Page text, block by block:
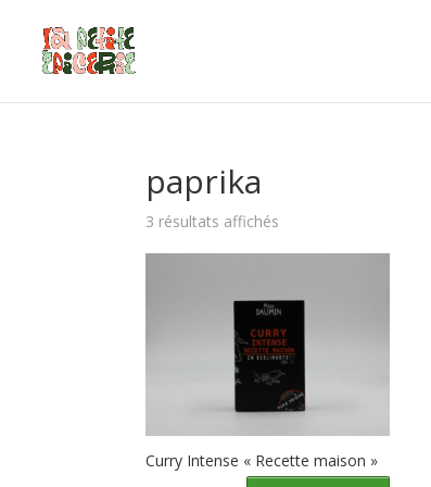
paprika
3 résultats affichés
Curry Intense « Recette maison »